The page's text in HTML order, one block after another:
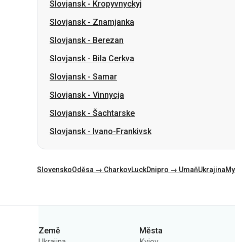
Slovjansk-Bila Cerkva
Slovjansk-Samar
Slovjansk-Vinnycja
Slovjansk-Šachtarske
Slovjansk-Ivano-Frankivsk
SlovenskoOděsa → CharkovLuck
Kategorie
Německo
Česko
Dněpr
Lvov